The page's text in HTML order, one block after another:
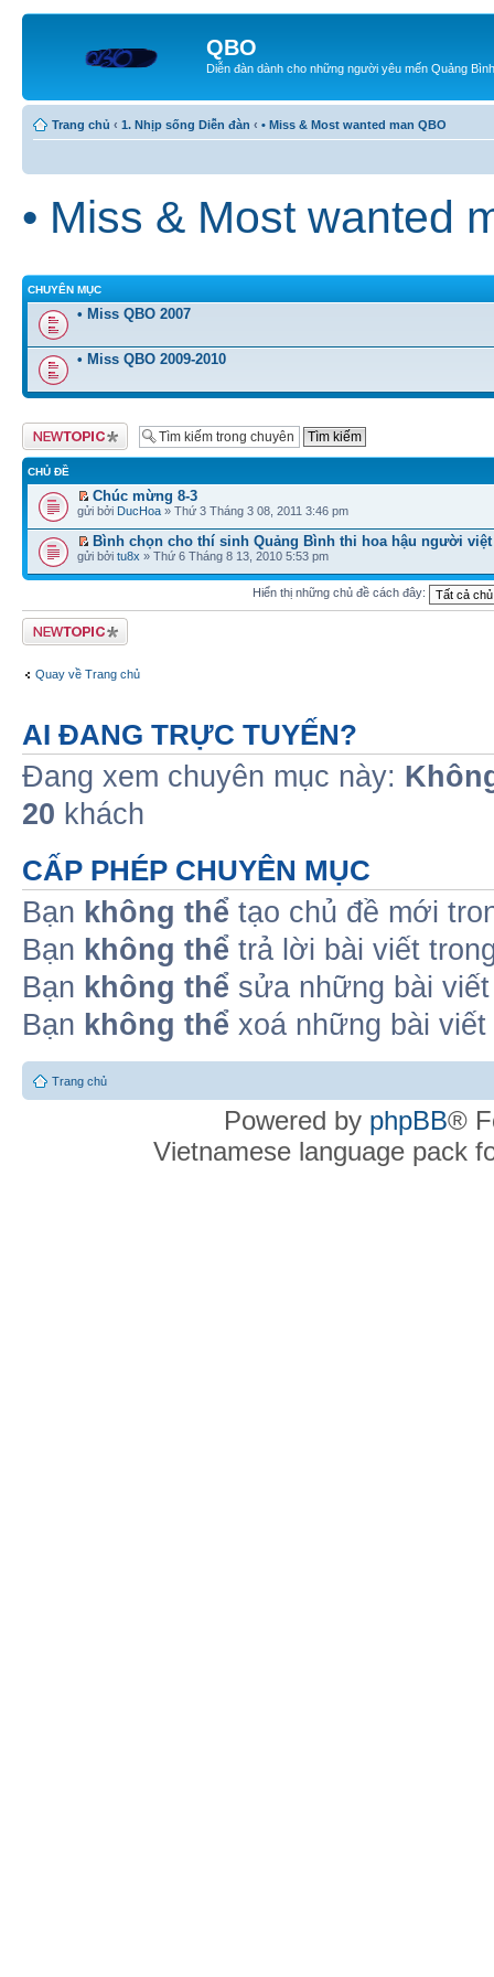
QBO
Diễn đàn dành cho những người yêu mến Quảng Bình
Trang chủ ‹ 1. Nhịp sống Diễn đàn ‹ • Miss & Most wanted man QBO
• Miss & Most wanted
CHUYÊN MỤC
• Miss QBO 2007
• Miss QBO 2009-2010
Tạo chủ đề mới
CHỦ ĐỀ
Chúc mừng 8-3
gửi bởi DucHoa » Thứ 3 Tháng 3 08, 2011 3:46 pm
Bình chọn cho thí sinh Quảng Bình thi hoa hậu người việt
gửi bởi tu8x » Thứ 6 Tháng 8 13, 2010 5:53 pm
Hiển thị những chủ đề cách đây:
Tạo chủ đề mới
Quay về Trang chủ
AI ĐANG TRỰC TUYẾN?
Đang xem chuyên mục này:
20 khách
CẤP PHÉP CHUYÊN MỤC
Bạn không thể tạo chủ đề mới
Bạn không thể trả lời bài viết
Bạn không thể sửa những bài
Bạn không thể xoá những bài
Trang chủ
Powered by phpBB®
Vietnamese language pack